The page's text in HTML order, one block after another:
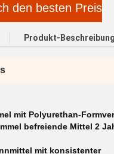
den besten Preis
Produkt-Beschreibung
mit Polyurethan-
befreiende Mittel 2
mit konsistenter